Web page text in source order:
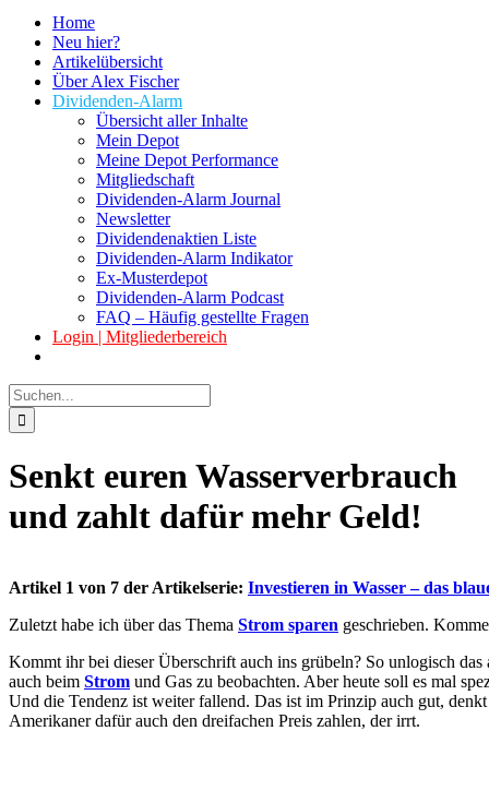
Home
Neu hier?
Artikelübersicht
Über Alex Fischer
Dividenden-Alarm
Übersicht aller Inhalte
Mein Depot
Meine Depot Performance
Mitgliedschaft
Dividenden-Alarm Journal
Newsletter
Dividendenaktien Liste
Dividenden-Alarm Indikator
Ex-Musterdepot
Dividenden-Alarm Podcast
FAQ – Häufig gestellte Fragen
Login | Mitgliederbereich
Suche
nach:
Senkt euren Wasserverbrauch
und zahlt dafür mehr Geld!
Artikel 1 von 7 der Artikelserie: Investieren in Wasser – das
Zuletzt habe ich über das Thema Strom sparen geschrieben.
Kommt ihr bei dieser Überschrift auch ins grübeln? So unlogisch
auch beim Strom und Gas zu beobachten. Aber heute soll es mal
Und die Tendenz ist weiter fallend. Das ist im Prinzip auch gut,
Amerikaner dafür auch den dreifachen Preis zahlen, der irrt.